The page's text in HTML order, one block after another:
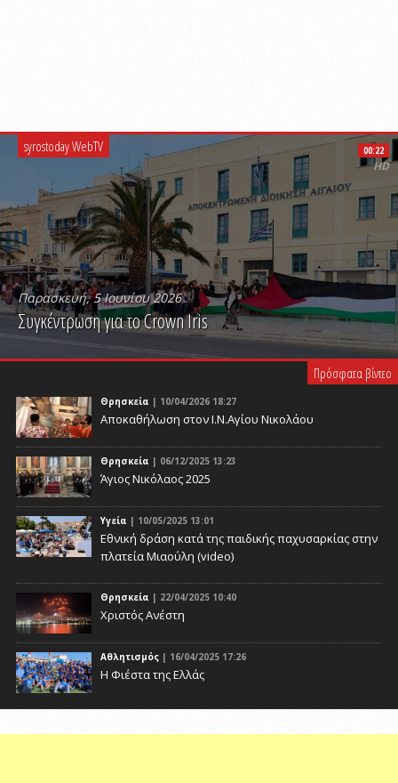
syrostoday WebTV
Παρασκευή, 5 Ιουνίου 2026
Συγκέντρωση για το Crown Iris
PLAY VIDEO
00:22
HD
Πρόσφατα βίντεο
Θρησκεία | 10/04/2026 18:27
Αποκαθήλωση στον Ι.Ν.Αγίου Νικολάου
Θρησκεία | 06/12/2025 13:23
Άγιος Νικόλαος 2025
Υγεία | 10/05/2025 13:01
Eθνική δράση κατά της παιδικής παχυσαρκίας στην
πλατεία Μιαούλη (video)
Θρησκεία | 22/04/2025 10:40
Χριστός Ανέστη
Αθλητισμός | 16/04/2025 17:26
Η Φιέστα της Ελλάς